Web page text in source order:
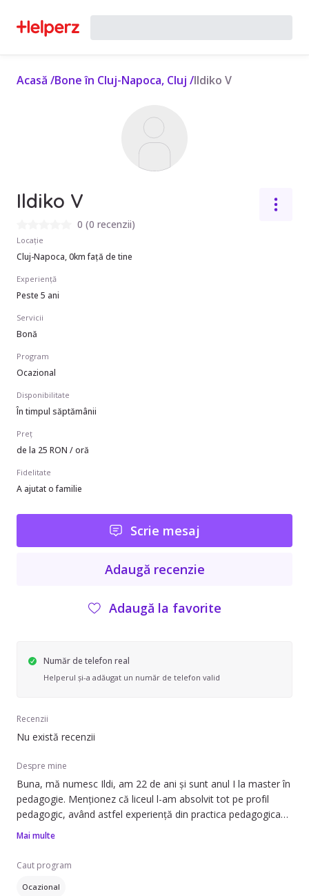
Acasă /Bone în Cluj-Napoca, Cluj /Ildiko V
Ildiko V
0 (0 recenzii)
Locație
Cluj-Napoca, 0km față de tine
Experiență
Peste 5 ani
Servicii
Bonă
Program
Ocazional
Disponibilitate
În timpul săptămânii
Preț
de la 25 RON / oră
Fidelitate
A ajutat o familie
Scrie mesaj
Adaugă recenzie
Adaugă la favorite
Număr de telefon real
Helperul și-a adăugat un număr de telefon valid
Recenzii
Nu există recenzii
Despre mine
Buna, mă numesc Ildi, am 22 de ani și sunt anul I la master în
pedagogie. Menționez că liceul l-am absolvit tot pe profil
pedagogic, având astfel experiență din practica pedagogica
cu preșcolarii și copii din ciclul primar. Sunt o fire optimista,
Mai multe
Caut program
Ocazional